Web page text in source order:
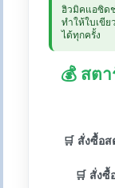
ฮิวมิคแอซิด
ทำให้ใบเขี
ได้ทุกครั้ง
💰 สต
🛒 สั่งซื้อส
🛒 สั่งซื้